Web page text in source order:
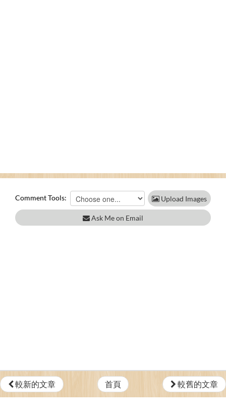
Comment Tools: Upload Images
Ask Me on Email
較新的文章 首頁 較舊的文章